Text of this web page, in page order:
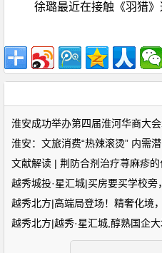
徐璐最近在接触《羽猎
淮安成功举办第四届淮河华商大
淮安：文旅消费“热辣滚烫” 内需
文献解读 | 荆防合剂治疗荨麻疹
越秀城投·星汇城|买房要买学校旁
越秀北方|高端局登场！精奢化境
越秀北方|越秀·星汇城,醇熟国企